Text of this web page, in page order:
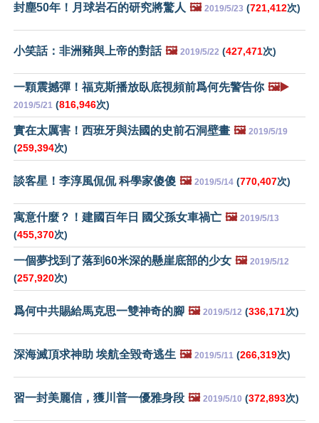
封塵50年！月球岩石的研究將驚人 🖼️ 2019/5/23 (721,412次)
小笑話：非洲豬與上帝的對話 🖼️ 2019/5/22 (427,471次)
一顆震撼彈！福克斯播放臥底視頻前爲何先警告你 🖼️▶️
2019/5/21 (816,946次)
實在太厲害！西班牙與法國的史前石洞壁畫 🖼️ 2019/5/19
(259,394次)
談客星！李淳風侃侃 科學家傻傻 🖼️ 2019/5/14 (770,407次)
寓意什麼？！建國百年日 國父孫女車禍亡 🖼️ 2019/5/13
(455,370次)
一個夢找到了落到60米深的懸崖底部的少女 🖼️ 2019/5/12
(257,920次)
爲何中共賜給馬克思一雙神奇的腳 🖼️ 2019/5/12 (336,171次)
深海滅頂求神助 埃航全毀奇逃生 🖼️ 2019/5/11 (266,319次)
習一封美麗信，獲川普一優雅身段 🖼️ 2019/5/10 (372,893次)